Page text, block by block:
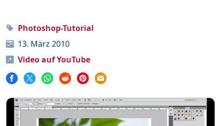
Photoshop-Tutorial
13. März 2010
Video auf YouTube
Programme
Webdesign
Word